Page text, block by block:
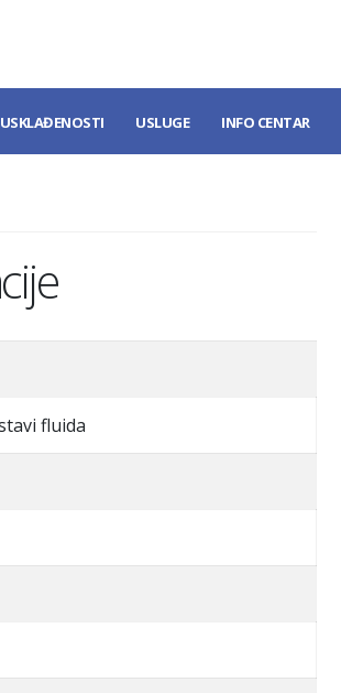
USLUGE INFO CENTAR
fluida